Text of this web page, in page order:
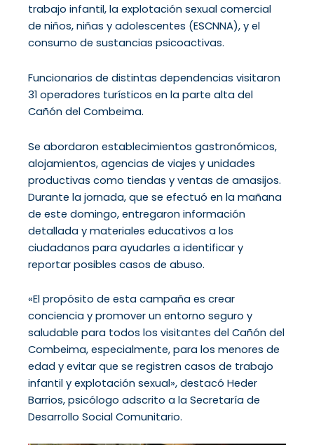
trabajo infantil, la explotación sexual comercial
de niños, niñas y adolescentes (ESCNNA), y el
consumo de sustancias psicoactivas.
Funcionarios de distintas dependencias visitaron
31 operadores turísticos en la parte alta del
Cañón del Combeima.
Se abordaron establecimientos gastronómicos,
alojamientos, agencias de viajes y unidades
productivas como tiendas y ventas de amasijos.
Durante la jornada, que se efectuó en la mañana
de este domingo, entregaron información
detallada y materiales educativos a los
ciudadanos para ayudarles a identificar y
reportar posibles casos de abuso.
«El propósito de esta campaña es crear
conciencia y promover un entorno seguro y
saludable para todos los visitantes del Cañón del
Combeima, especialmente, para los menores de
edad y evitar que se registren casos de trabajo
infantil y explotación sexual», destacó Heder
Barrios, psicólogo adscrito a la Secretaría de
Desarrollo Social Comunitario.